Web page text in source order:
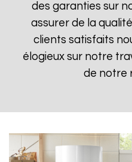
des garanties sur
assurer de la
clients satisfaits
élogieux sur notre
de notre